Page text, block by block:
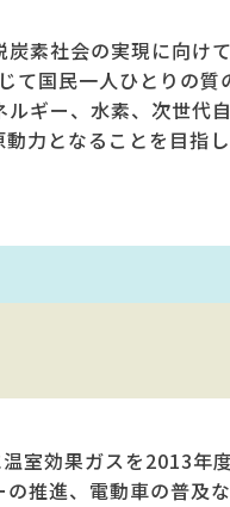
素社会の実現に向け
国民一人ひとりの質
ギー、水素、次世代
力となることを目指し
室効果ガスを2013年
推進、電動車の普及